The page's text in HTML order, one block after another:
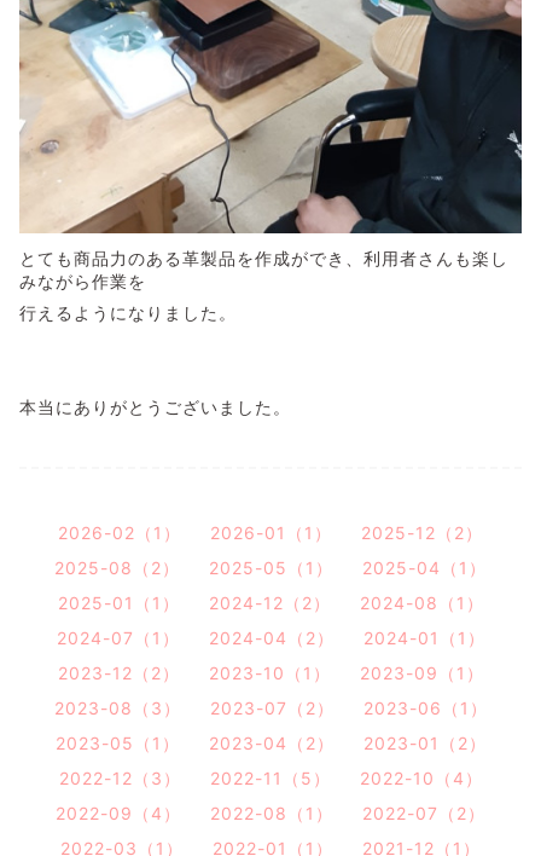
とても商品力のある革製品を作成ができ、利用者さんも楽し
みながら作業を
行えるようになりました。
本当にありがとうございました。
2026-02（1） 2026-01（1）
2025-12（2）
2025-08（2）
2025-05（1）
2025-04（1）
2025-01（1）
2024-12（2）
2024-08（1）
2024-07（1）
2024-04（2）
2024-01（1）
2023-12（2）
2023-10（1）
2023-09（1）
2023-08（3）
2023-07（2）
2023-06（1）
2023-05（1）
2023-04（2）
2023-01（2）
2022-12（3）
2022-11（5）
2022-10（4）
2022-09（4）
2022-08（1）
2022-07（2）
2022-03（1）
2022-01（1）
2021-12（1）